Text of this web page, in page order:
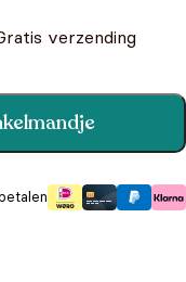
verzending
- Sprookjesland